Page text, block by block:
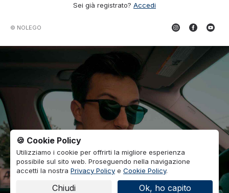
Sei già registrato? Accedi
© NOLEGO
🍪 Cookie Policy
Utilizziamo i cookie per offrirti la migliore esperienza
possibile sul sito web. Proseguendo nella navigazione
accetti la nostra Privacy Policy e Cookie Policy.
Chiudi Ok, ho capito